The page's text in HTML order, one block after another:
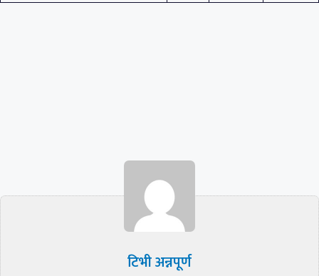
टिभी अन्नपूर्ण